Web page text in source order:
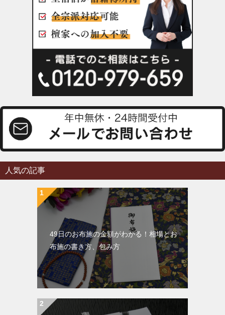
人気の記事
49日のお布施の金額がわかる！相場とお
布施の書き方、包み方